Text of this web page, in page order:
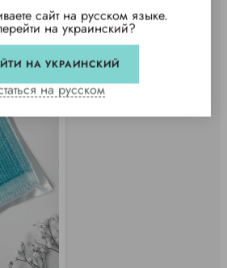
сайт на русском языке.
на украинский?
НА УКРАИНСКИЙ
на русском